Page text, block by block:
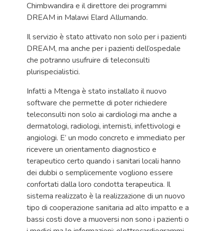
Chimbwandira e il direttore dei programmi
DREAM in Malawi Elard Allumando.
Il servizio è stato attivato non solo per i pazienti
DREAM, ma anche per i pazienti dell’ospedale
che potranno usufruire di teleconsulti
plurispecialistici.
Infatti a Mtenga è stato installato il nuovo
software che permette di poter richiedere
teleconsulti non solo ai cardiologi ma anche a
dermatologi, radiologi, internisti, infettivologi e
angiologi. E’ un modo concreto e immediato per
ricevere un orientamento diagnostico e
terapeutico certo quando i sanitari locali hanno
dei dubbi o semplicemente vogliono essere
confortati dalla loro condotta terapeutica. Il
sistema realizzato è la realizzazione di un nuovo
tipo di cooperazione sanitaria ad alto impatto e a
bassi costi dove a muoversi non sono i pazienti o